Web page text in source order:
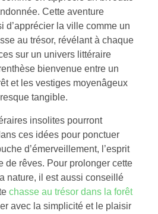
Cette aventure
d’apprécier la ville comme un
au trésor, révélant à chaque
sur un univers littéraire
bienvenue entre un
et les vestiges moyenâgeux
tangible.
insolites pourront
ces idées pour ponctuer
d’émerveillement, l’esprit
de rêves. Pour prolonger cette
nature, il est aussi conseillé
chasse au trésor dans la forêt
avec la simplicité et le plaisir